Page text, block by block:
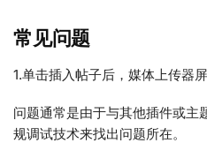
常见问题
1.单击插入帖子后，媒体上传器
问题通常是由于与其他插件或主
规调试技术来找出问题所在。